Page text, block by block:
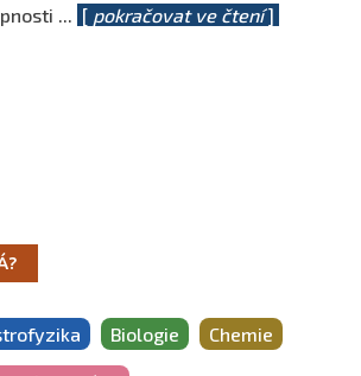
... [ pokračovat ve čtení]
Biologie Chemie